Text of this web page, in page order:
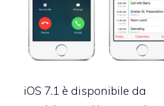
iOS 7.1 è disponibile da